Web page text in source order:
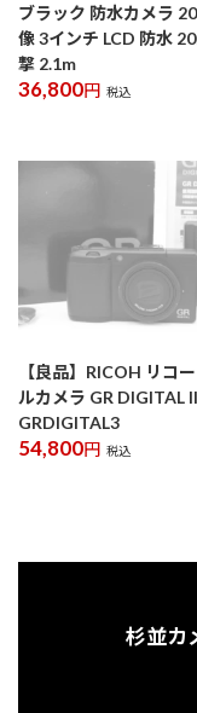
ブラック 防水カメラ
像 3インチ LCD 防水
撃 2.1m
36,800円 税込
【良品】RICOH リコ
ルカメラ GR DIGITAL
GRDIGITAL3
54,800円 税込
杉並カ